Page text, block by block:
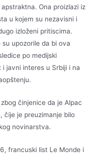
Ona proizlazi iz
u kojem su nezavisni i
izloženi pritiscima.
upozorile da bi ova
po medijski
javni interes u Srbiji i na
činjenice da je Alpac
čije je preuzimanje bilo
novinarstva.
francuski list Le Monde i